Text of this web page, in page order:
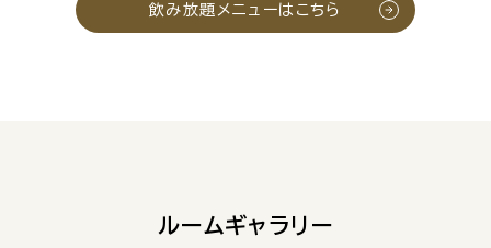
飲み放題メニューはこちら
ルームギャラリー